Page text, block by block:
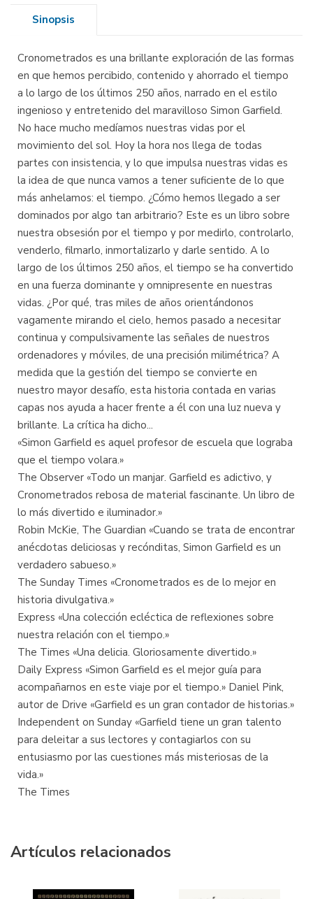
Sinopsis
Cronometrados es una brillante exploración de las formas
en que hemos percibido, contenido y ahorrado el tiempo
a lo largo de los últimos 250 años, narrado en el estilo
ingenioso y entretenido del maravilloso Simon Garfield.
No hace mucho medíamos nuestras vidas por el
movimiento del sol. Hoy la hora nos llega de todas
partes con insistencia, y lo que impulsa nuestras vidas es
la idea de que nunca vamos a tener suficiente de lo que
más anhelamos: el tiempo. ¿Cómo hemos llegado a ser
dominados por algo tan arbitrario? Este es un libro sobre
nuestra obsesión por el tiempo y por medirlo, controlarlo,
venderlo, filmarlo, inmortalizarlo y darle sentido. A lo
largo de los últimos 250 años, el tiempo se ha convertido
en una fuerza dominante y omnipresente en nuestras
vidas. ¿Por qué, tras miles de años orientándonos
vagamente mirando el cielo, hemos pasado a necesitar
continua y compulsivamente las señales de nuestros
ordenadores y móviles, de una precisión milimétrica? A
medida que la gestión del tiempo se convierte en
nuestro mayor desafío, esta historia contada en varias
capas nos ayuda a hacer frente a él con una luz nueva y
brillante. La crítica ha dicho...
«Simon Garfield es aquel profesor de escuela que lograba
que el tiempo volara.»
The Observer «Todo un manjar. Garfield es adictivo, y
Cronometrados rebosa de material fascinante. Un libro de
lo más divertido e iluminador.»
Robin McKie, The Guardian «Cuando se trata de encontrar
anécdotas deliciosas y recónditas, Simon Garfield es un
verdadero sabueso.»
The Sunday Times «Cronometrados es de lo mejor en
historia divulgativa.»
Express «Una colección ecléctica de reflexiones sobre
nuestra relación con el tiempo.»
The Times «Una delicia. Gloriosamente divertido.»
Daily Express «Simon Garfield es el mejor guía para
acompañarnos en este viaje por el tiempo.» Daniel Pink,
autor de Drive «Garfield es un gran contador de historias.»
Independent on Sunday «Garfield tiene un gran talento
para deleitar a sus lectores y contagiarlos con su
entusiasmo por las cuestiones más misteriosas de la
vida.»
The Times
Artículos relacionados